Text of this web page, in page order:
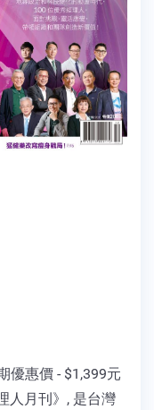
惠價 - $1,399元
月刊》, 是台灣